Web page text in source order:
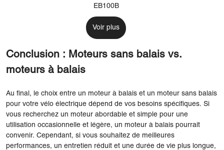
EB100B
Voir plus
Conclusion : Moteurs sans balais vs.
moteurs à balais
Au final, le choix entre un moteur à balais et un moteur sans balais
pour votre vélo électrique dépend de vos besoins spécifiques. Si
vous recherchez un moteur abordable et simple pour une
utilisation occasionnelle et légère, un moteur à balais pourrait
convenir. Cependant, si vous souhaitez de meilleures
performances, un entretien réduit et une durée de vie plus longue,